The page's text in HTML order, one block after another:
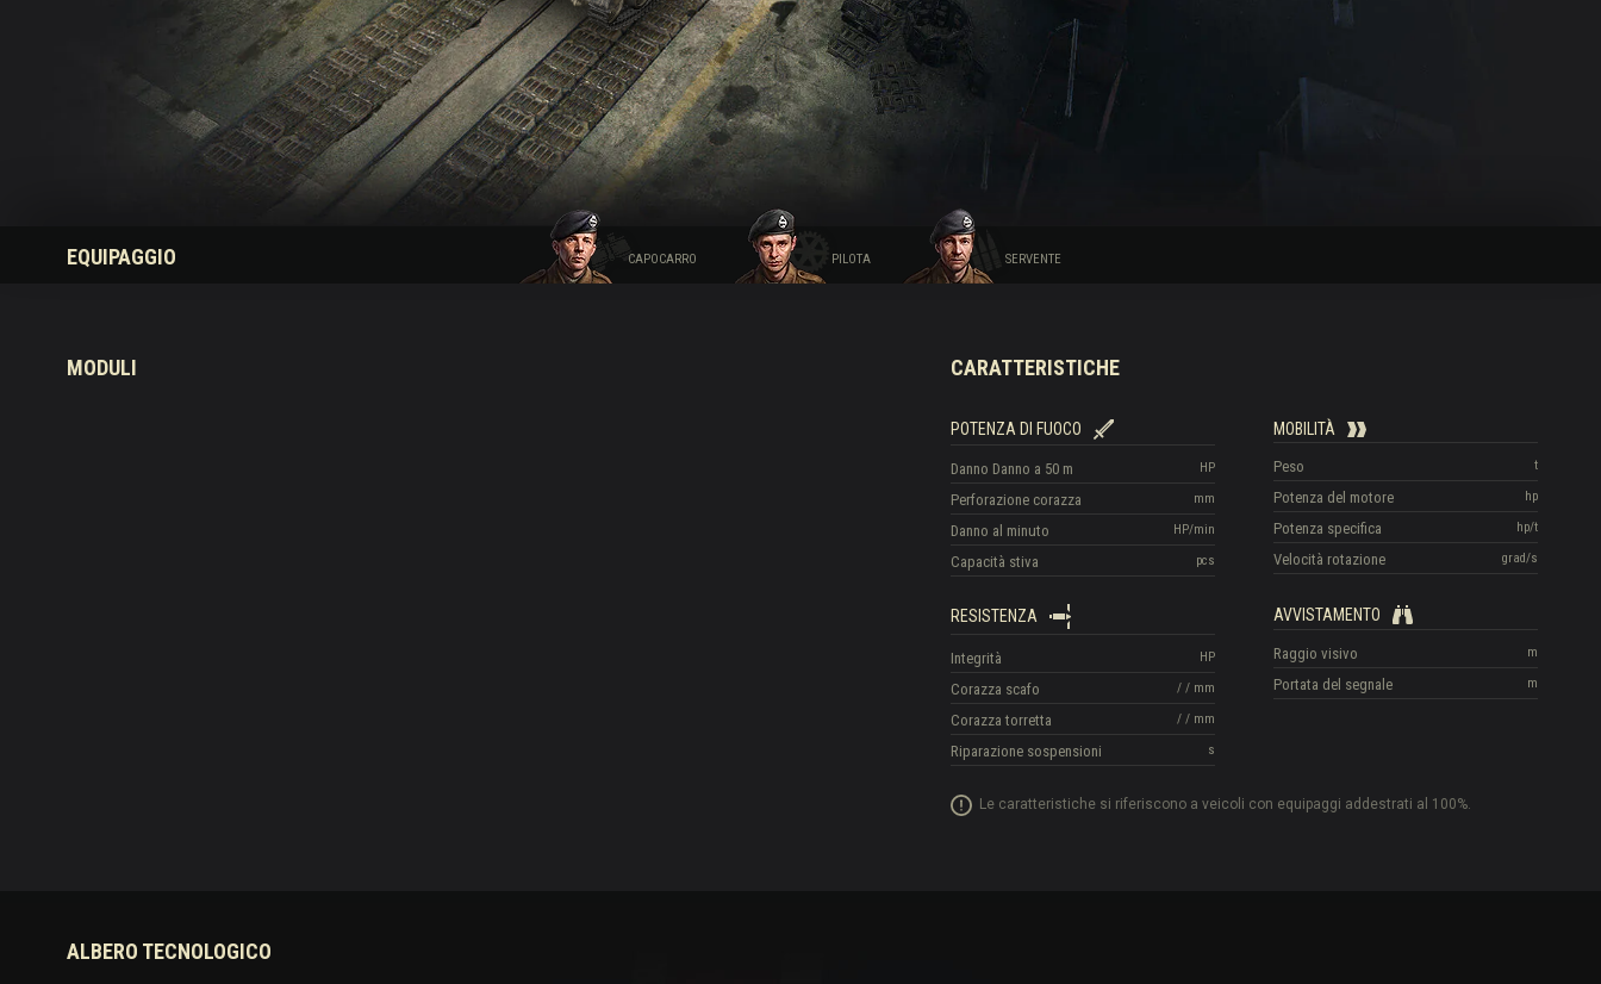
Guida ai Drop di Twitch
EQUIPAGGIO CAPOCARRO PILOTA SERVENTE
MODULI CARATTERISTICHE
POTENZA DI FUOCO
HP
Danno Danno a 50 m
mm
Perforazione corazza
HP/min
Danno al minuto
pcs
Capacità stiva
MOBILITÀ
t
Peso
hp
Potenza del motore
hp/t
Potenza specifica
grad/s
Velocità rotazione
RESISTENZA
HP
Integrità
/ / mm
Corazza scafo
/ / mm
Corazza torretta
s
Riparazione sospensioni
AVVISTAMENTO
m
Raggio visivo
m
Portata del segnale
Le caratteristiche si riferiscono a veicoli con equipaggi addestrati al 100%.
ALBERO TECNOLOGICO